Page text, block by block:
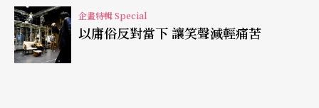
的作品）重新並置於此音樂劇場之中，並試圖與邱
㜋淳的音樂相互融合，看似對「科技與人性」探討
的命題一致，然《柯基托斯》作為一個「完整且獨
企畫特輯 Special
以庸俗反對當下 讓笑聲減輕痛苦